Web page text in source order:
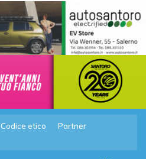
Codice etico
Partner